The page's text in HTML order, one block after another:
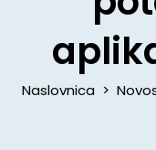
Naslovnica >